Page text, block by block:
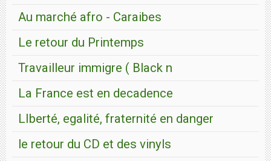
Au marché afro - Caraibes
Le retour du Printemps
Travailleur immigre ( Black n
La France est en decadence
LIberté, egalité, fraternité en danger
le retour du CD et des vinyls